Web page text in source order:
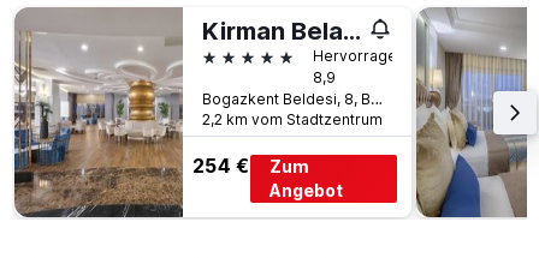
Achse,
die
den
durchschnittlichen
Zimmerpreis
anzeigt.
Kirman Belazur Resort & Spa
5 Sterne
Hervorragend
8,9
Bogazkent Beldesi, 8, Bogazkent, Türkei
2,2 km vom Stadtzentrum
254 €
Zum
Angebot